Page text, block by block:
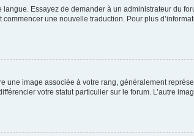
Essayez de demander à un administrateur du
une nouvelle traduction. Pour plus
une image associée à votre rang, généralement
votre statut particulier sur le forum. L’autre